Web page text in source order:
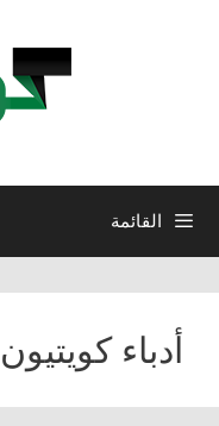
القائمة
أدباء كويتيون